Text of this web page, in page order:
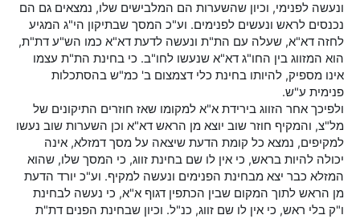
ונעשה לפנימי, וכיון שהשערות הם המלבישים שלו, נמצאים גם הם
נכנסים לראש ונעשים לפנימים. וע"כ המסך שבתיקון הי"ג המגיע
לחזה דא"א, שעלה עם הת"ת ונעשה לדעת דא"א כמו הש"ע דת"ת,
הוא המזווג בין החו"ג דא"א שנעשו לחו"ב. כי בחינת הת"ת עצמו
אינו מספיק, להיותו בחינת כלי דצמצום ב' כמ"ש בהסתכלות
פנימית ע"ש.
ולפיכך אחר הזווג בירידת א"א למקומו שאז חוזרים התיקונים של
מל"צ, והמקיף חוזר שוב יוצא מן הראש דא"א וכן השערות שוב נעשו
למקיפים, נמצא כל קומת הדעת שיצאה על מסך דמזלא, אינה
יכולה להיות בראש, כי אין לו שם בחינת זווג, כי המסך שלו, שהוא
המזלא כבר יצא מבחינת הפנימים ונעשה למקיף. וע"כ יורד הדעת
מן הראש לתוך המקום שבין הכתפין דגוף א"א, כי נעשה לבחינת
ו"ק בלי ראש, כי אין לו שם זווג, כנ"ל. וכיון שבחינת הפנים דת"ת